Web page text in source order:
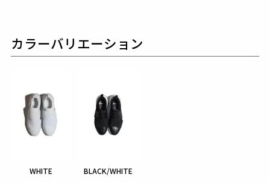
カラーバリエーション
WHITE BLACK/WHITE